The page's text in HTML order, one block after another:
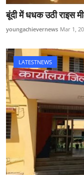
बूंदी में धधक उठी राइस
youngachievernews Mar 1,
LATESTNEWS